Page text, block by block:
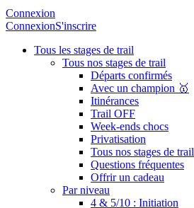
Connexion
ConnexionS'inscrire
Tous les stages de trail
Tous nos stages de trail
Départs confirmés
Avec un champion 🥇
Itinérances
Trail OFF
Week-ends chocs
Privatisation
Tous nos stages de trail
Questions fréquentes
Offrir un cadeau
Par niveau
4 & 5/10 : Initiation